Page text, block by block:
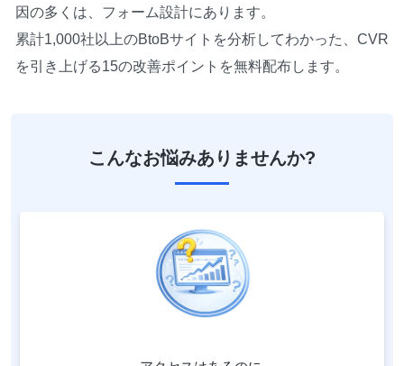
因の多くは、フォーム設計にあります。
累計1,000社以上のBtoBサイトを分析してわかった、CVR
を引き上げる15の改善ポイントを無料配布します。
こんなお悩みありませんか?